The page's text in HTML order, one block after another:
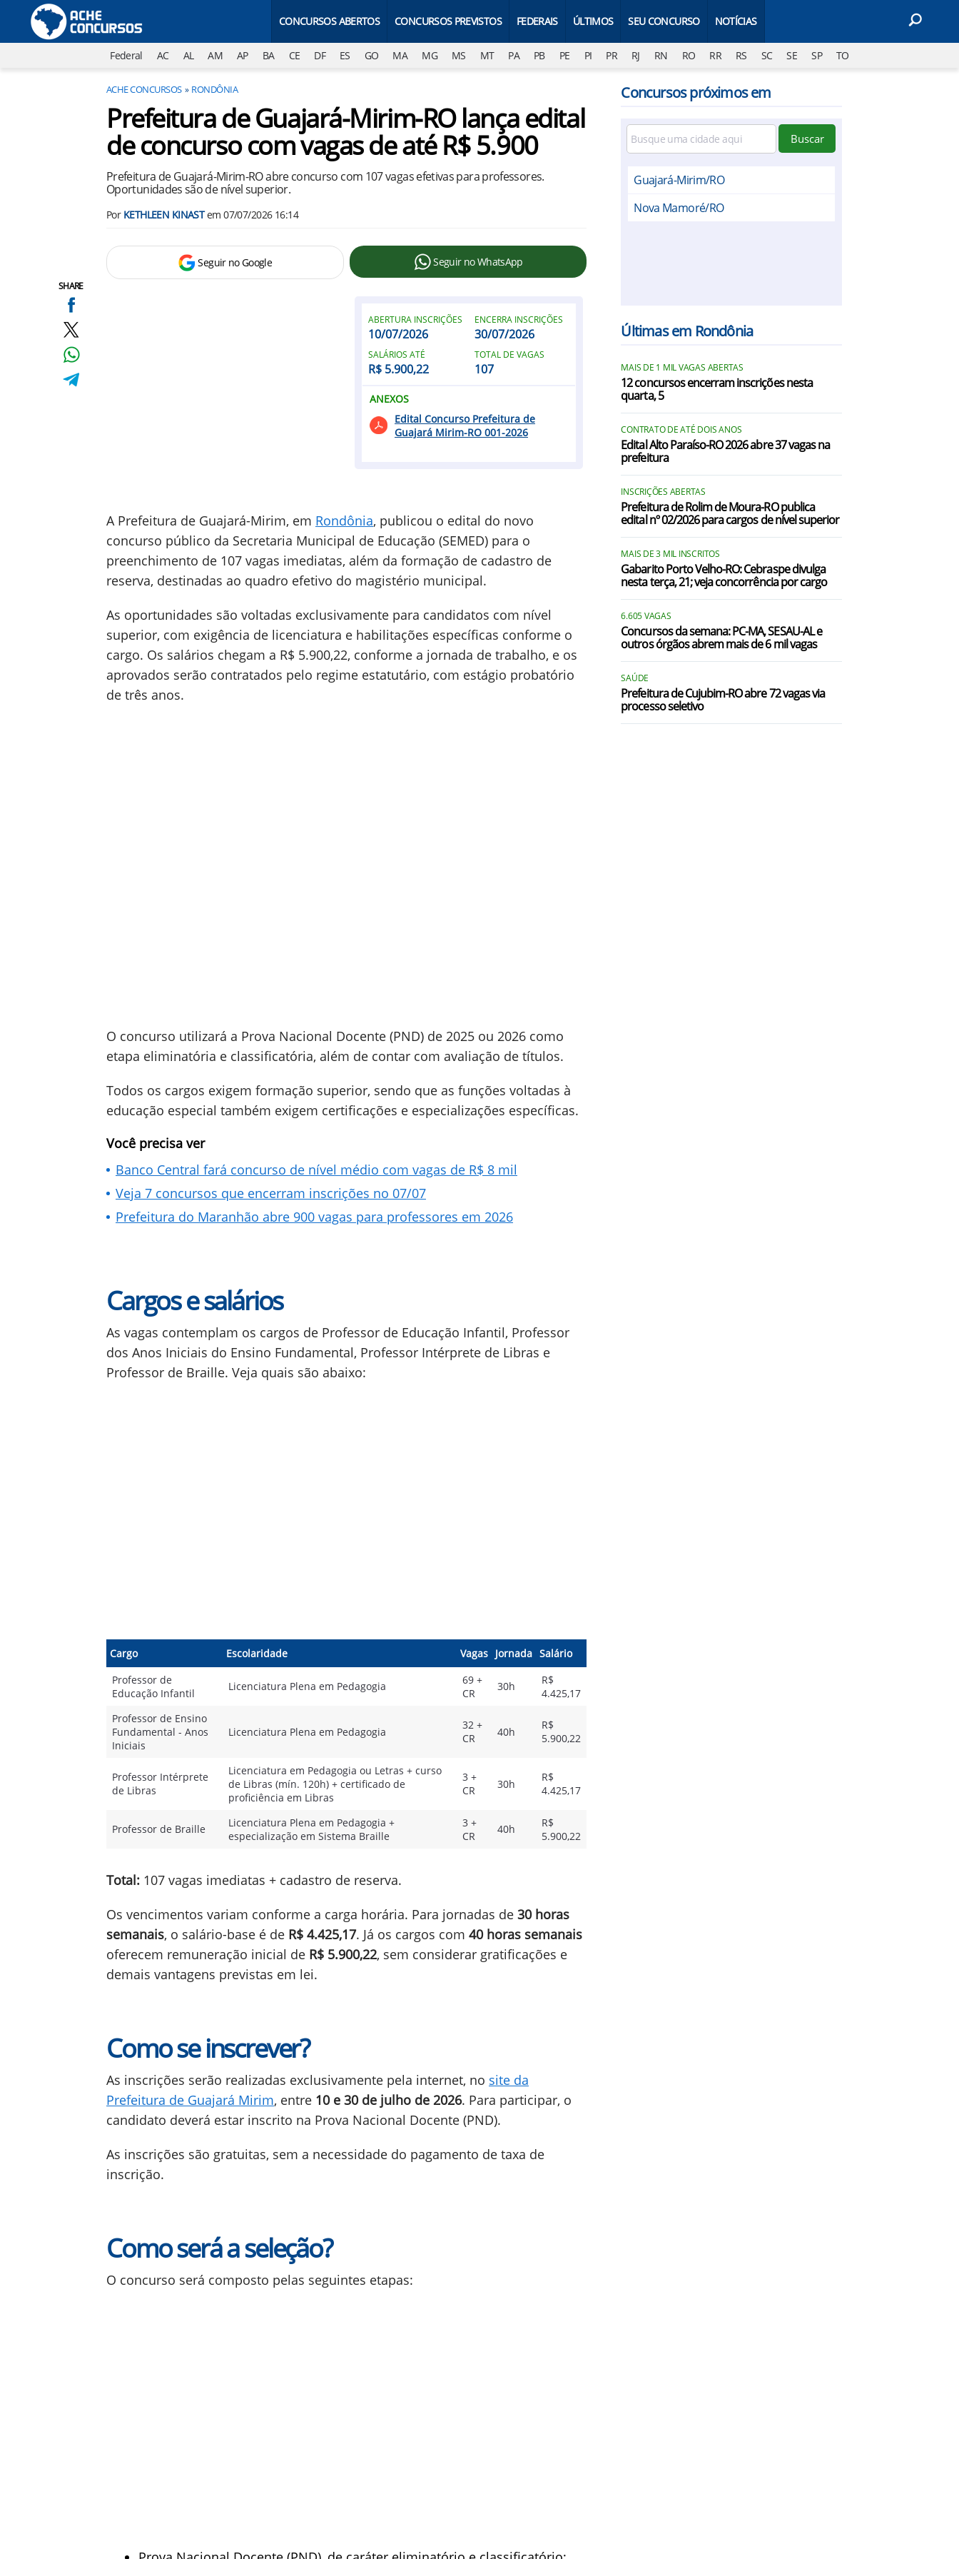
CONCURSOS ABERTOS CONCURSOS PREVISTOS FEDERAIS ÚLTIMOS SEU CONCURSO NOTÍCIAS
Federal AC AL AM AP BA CE DF ES GO MA MG MS MT PA PB PE PI PR RJ RN RO RR RS SC SE SP TO
ACHE CONCURSOS RONDÔNIA
SHARE
Prefeitura de Guajará-Mirim-RO lança edital
de concurso com vagas de até R$ 5.900
Prefeitura de Guajará-Mirim-RO abre concurso com 107 vagas efetivas para professores.
Oportunidades são de nível superior.
Por KETHLEEN KINASTem07/07/2026 16:14
Seguir no Google Seguir no WhatsApp
A Prefeitura de Guajará-Mirim, em Rondônia, publicou o edital do novo
concurso público da Secretaria Municipal de Educação (SEMED) para o
preenchimento de 107 vagas imediatas, além da formação de cadastro de
reserva, destinadas ao quadro efetivo do magistério municipal.
ABERTURA INSCRIÇÕES
10/07/2026
ENCERRA INSCRIÇÕES
30/07/2026
SALÁRIOS ATÉ
R$ 5.900,22
TOTAL DE VAGAS
107
ANEXOS
Edital Concurso Prefeitura de
Guajará Mirim-RO 001-2026
As oportunidades são voltadas exclusivamente para candidatos com nível
superior, com exigência de licenciatura e habilitações específicas conforme o
cargo. Os salários chegam a R$ 5.900,22, conforme a jornada de trabalho, e os
aprovados serão contratados pelo regime estatutário, com estágio probatório
de três anos.
O concurso utilizará a Prova Nacional Docente (PND) de 2025 ou 2026 como
etapa eliminatória e classificatória, além de contar com avaliação de títulos.
Todos os cargos exigem formação superior, sendo que as funções voltadas à
educação especial também exigem certificações e especializações específicas.
Você precisa ver
Banco Central fará concurso de nível médio com vagas de R$ 8 mil
Veja 7 concursos que encerram inscrições no 07/07
Prefeitura do Maranhão abre 900 vagas para professores em 2026
Cargos e salários
As vagas contemplam os cargos de Professor de Educação Infantil, Professor
dos Anos Iniciais do Ensino Fundamental, Professor Intérprete de Libras e
Professor de Braille. Veja quais são abaixo:
Cargo Escolaridade Vagas Jornada Salário
Professor de
Educação Infantil
Licenciatura Plena em Pedagogia
69 +
CR
30h
R$
4.425,17
Professor de Ensino
Fundamental - Anos
Iniciais
Licenciatura Plena em Pedagogia
32 +
CR
40h
R$
5.900,22
Professor Intérprete
de Libras
Licenciatura em Pedagogia ou Letras + curso
de Libras (mín. 120h) + certificado de
proficiência em Libras
3 +
CR
30h
R$
4.425,17
Professor de Braille
Licenciatura Plena em Pedagogia +
especialização em Sistema Braille
3 +
CR
40h
R$
5.900,22
Total: 107 vagas imediatas + cadastro de reserva.
Os vencimentos variam conforme a carga horária. Para jornadas de 30 horas
semanais, o salário-base é de R$ 4.425,17. Já os cargos com 40 horas semanais
oferecem remuneração inicial de R$ 5.900,22, sem considerar gratificações e
demais vantagens previstas em lei.
Como se inscrever?
As inscrições serão realizadas exclusivamente pela internet, no site da
Prefeitura de Guajará Mirim, entre 10 e 30 de julho de 2026. Para participar, o
candidato deverá estar inscrito na Prova Nacional Docente (PND).
As inscrições são gratuitas, sem a necessidade do pagamento de taxa de
inscrição.
Como será a seleção?
O concurso será composto pelas seguintes etapas:
Concursos próximos em
Buscar
Guajará-Mirim/RO
Nova Mamoré/RO
Últimas em Rondônia
MAIS DE 1 MIL VAGAS ABERTAS
12 concursos encerram inscrições nesta
quarta, 5
CONTRATO DE ATÉ DOIS ANOS
Edital Alto Paraíso-RO 2026 abre 37 vagas na
prefeitura
INSCRIÇÕES ABERTAS
Prefeitura de Rolim de Moura-RO publica
edital nº 02/2026 para cargos de nível superior
MAIS DE 3 MIL INSCRITOS
Gabarito Porto Velho-RO: Cebraspe divulga
nesta terça, 21; veja concorrência por cargo
6.605 VAGAS
Concursos da semana: PC-MA, SESAU-AL e
outros órgãos abrem mais de 6 mil vagas
SAÚDE
Prefeitura de Cujubim-RO abre 72 vagas via
processo seletivo